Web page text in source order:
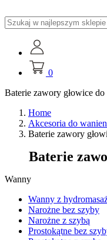
0
Baterie zawory głowice do
Home
Akcesoria do
Baterie zawory
Baterie
Wanny
Wanny z
Narożne bez szyby
Narożne z szybą
Prostokątne bez